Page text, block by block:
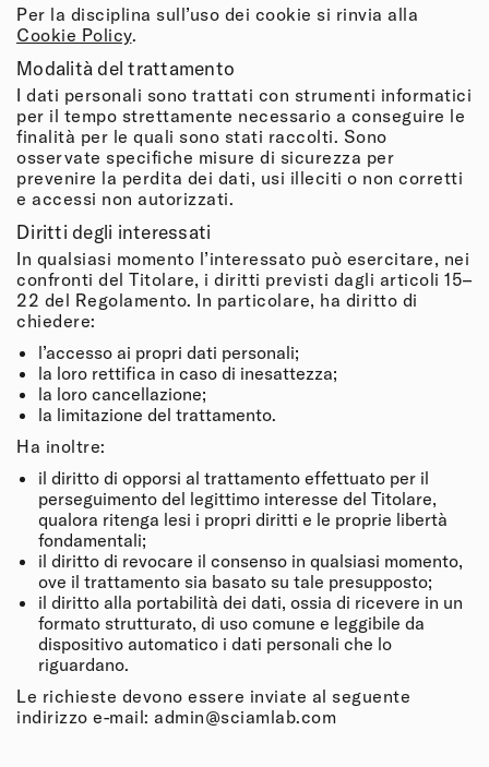
Per la disciplina sull’uso dei cookie si rinvia alla
Cookie Policy.
Modalità del trattamento
I dati personali sono trattati con strumenti informatici
per il tempo strettamente necessario a conseguire le
finalità per le quali sono stati raccolti. Sono
osservate specifiche misure di sicurezza per
prevenire la perdita dei dati, usi illeciti o non corretti
e accessi non autorizzati.
Diritti degli interessati
In qualsiasi momento l’interessato può esercitare, nei
confronti del Titolare, i diritti previsti dagli articoli 15–
22 del Regolamento. In particolare, ha diritto di
chiedere:
l’accesso ai propri dati personali;
la loro rettifica in caso di inesattezza;
la loro cancellazione;
la limitazione del trattamento.
Ha inoltre:
il diritto di opporsi al trattamento effettuato per il
perseguimento del legittimo interesse del Titolare,
qualora ritenga lesi i propri diritti e le proprie libertà
fondamentali;
il diritto di revocare il consenso in qualsiasi momento,
ove il trattamento sia basato su tale presupposto;
il diritto alla portabilità dei dati, ossia di ricevere in un
formato strutturato, di uso comune e leggibile da
dispositivo automatico i dati personali che lo
riguardano.
Le richieste devono essere inviate al seguente
indirizzo e-mail: admin@sciamlab.com